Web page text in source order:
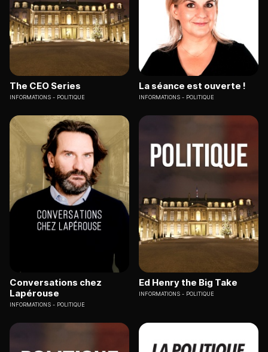
The CEO Series
INFORMATIONS POLITIQUE
La séance est ouverte !
INFORMATIONS POLITIQUE
Conversations chez
Lapérouse
INFORMATIONS POLITIQUE
Ed Henry the Big Take
INFORMATIONS POLITIQUE